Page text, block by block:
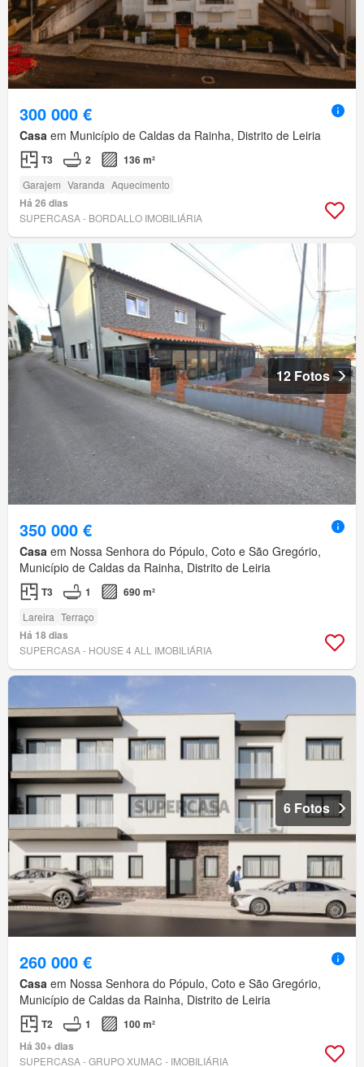
300 000 €
Casa em Município de Caldas da Rainha, Distrito de Leiria
T3 2 136 m²
Garajem Varanda Aquecimento
Há 26 dias
SUPERCASA - BORDALLO IMOBILIÁRIA
12 Fotos
350 000 €
Casa em Nossa Senhora do Pópulo, Coto e São Gregório,
Município de Caldas da Rainha, Distrito de Leiria
T3 1 690 m²
Lareira Terraço
Há 18 dias
SUPERCASA - HOUSE 4 ALL IMOBILIÁRIA
6 Fotos
260 000 €
Casa em Nossa Senhora do Pópulo, Coto e São Gregório,
Município de Caldas da Rainha, Distrito de Leiria
T2 1
100 m²
Há 30+ dias
SUPERCASA - GRUPO XUMAC - IMOBILIÁRIA